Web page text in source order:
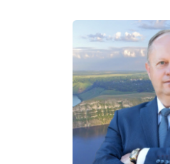
Фонду імені…